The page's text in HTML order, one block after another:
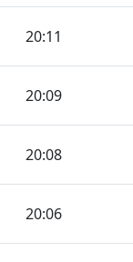
20:11
20:09
20:08
20:06